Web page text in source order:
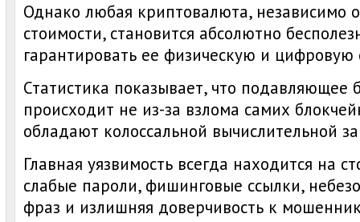
Однако любая криптовалюта, независимо
стоимости, становится абсолютно
гарантировать ее физическую и цифровую
Статистика показывает, что подавляющее
происходит не из-за взлома самих
обладают колоссальной вычислительной
Главная уязвимость всегда находится на
слабые пароли, фишинговые ссылки,
фраз и излишняя доверчивость к